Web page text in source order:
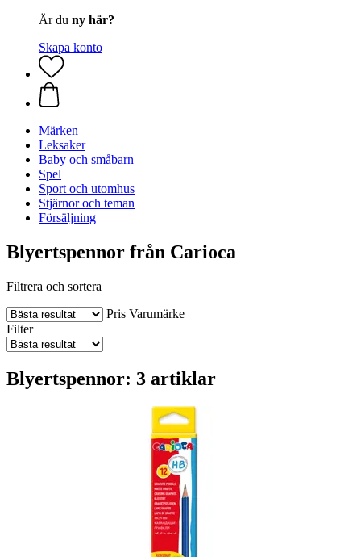
Är du ny här?
Skapa konto
Märken
Leksaker
Baby och småbarn
Spel
Sport och utomhus
Stjärnor och teman
Försäljning
Blyertspennor från Carioca
Filtrera och sortera
Pris Varumärke
Filter
Blyertspennor: 3 artiklar